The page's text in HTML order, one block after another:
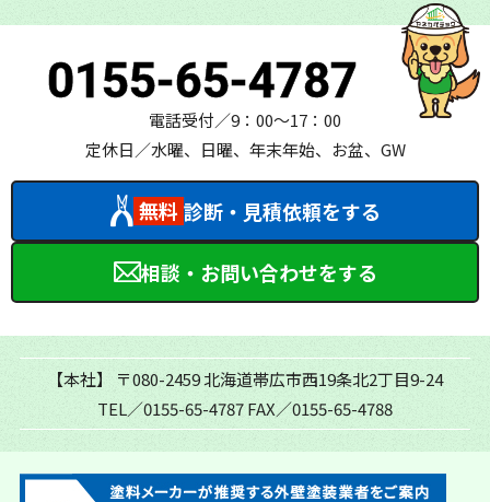
0155-65-4787
電話受付／9：00～17：00
定休日／水曜、日曜、年末年始、お盆、GW
無料 診断・見積依頼をする
相談・お問い合わせをする
【本社】
〒080-2459 北海道帯広市西19条北2丁目9-24
TEL／0155-65-4787FAX／0155-65-4788